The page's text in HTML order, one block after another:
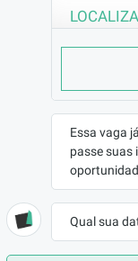
CLT
R$2122,03
VAGA
Não
RAMO
Construção
Essa vaga
passe suas
Qual sua